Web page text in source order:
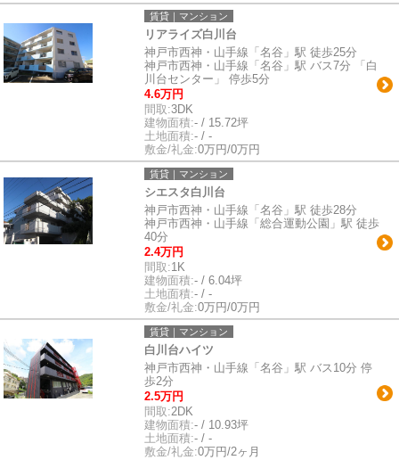
賃貸｜マンション
リアライズ白川台
神戸市西神・山手線「名谷」駅 徒歩25分
神戸市西神・山手線「名谷」駅 バス7分 「白
川台センター」 停歩5分
4.6万円
間取:3DK
建物面積:- / 15.72坪
土地面積:- / -
敷金/礼金:0万円/0万円
賃貸｜マンション
シエスタ白川台
神戸市西神・山手線「名谷」駅 徒歩28分
神戸市西神・山手線「総合運動公園」駅 徒歩
40分
2.4万円
間取:1K
建物面積:- / 6.04坪
土地面積:- / -
敷金/礼金:0万円/0万円
賃貸｜マンション
白川台ハイツ
神戸市西神・山手線「名谷」駅 バス10分 停
歩2分
2.5万円
間取:2DK
建物面積:- / 10.93坪
土地面積:- / -
敷金/礼金:0万円/2ヶ月